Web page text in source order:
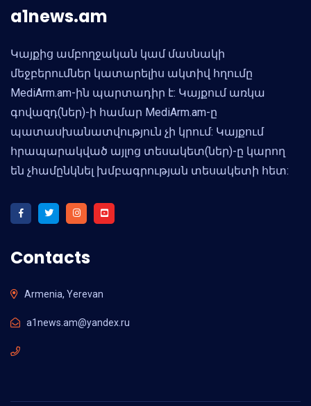
a1news.am
Կայքից ամբողջական կամ մասնակի
մեջբերումներ կատարելիս ակտիվ հղումը
MediArm.am-ին պարտադիր է: Կայքում առկա
գովազդ(ներ)-ի համար MediArm.am-ը
պատասխանատվություն չի կրում: Կայքում
հրապարակված այլոց տեսակետ(ներ)-ը կարող
են չհամընկնել խմբագրության տեսակետի հետ:
Contacts
Armenia, Yerevan
a1news.am@yandex.ru